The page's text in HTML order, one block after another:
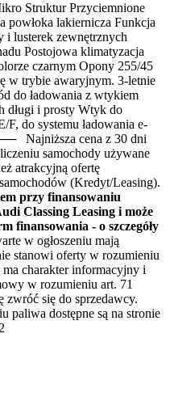
Struktur Przyciemnione
powłoka lakiernicza Funkcja
i lusterek zewnętrznych
Postojowa klimatyzacja
czarnym Opony 255/45
w trybie awaryjnym. 3-letnie
do ładowania z wtykiem
długi i prosty Wtyk do
do systemu ładowania e-
cena z 30 dni
samochody używane
atrakcyjną ofertę
(Kredyt/Leasing).
przy finansowaniu
Classing Leasing i może
finansowania - o szczegóły
w ogłoszeniu mają
stanowi oferty w rozumieniu
charakter informacyjny i
w rozumieniu art. 71
się do sprzedawcy.
paliwa dostępne są na stronie